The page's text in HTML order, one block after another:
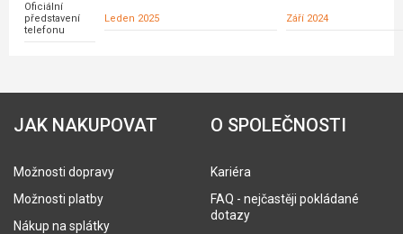
Oficiální
představení
telefonu
Leden 2025 Září 2024
JAK NAKUPOVAT
Možnosti dopravy
Možnosti platby
Nákup na splátky
O SPOLEČNOSTI
Kariéra
FAQ - nejčastěji pokládané
dotazy